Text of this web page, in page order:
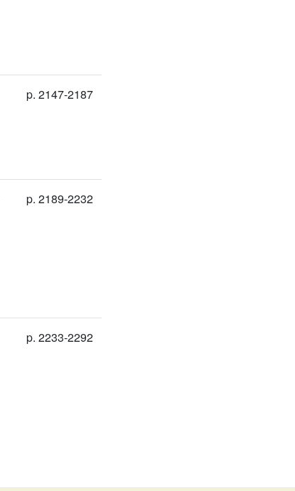
p. 2147-2187
p. 2189-2232
p. 2233-2292